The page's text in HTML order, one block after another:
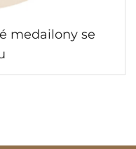
medailony se